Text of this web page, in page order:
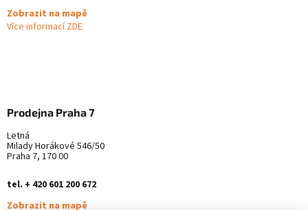
Zobrazit na mapě
Více informací ZDE
Prodejna Praha 7
Letná
Milady Horákové 546/50
Praha 7, 170 00
tel. + 420 601 200 672
Zobrazit na mapě